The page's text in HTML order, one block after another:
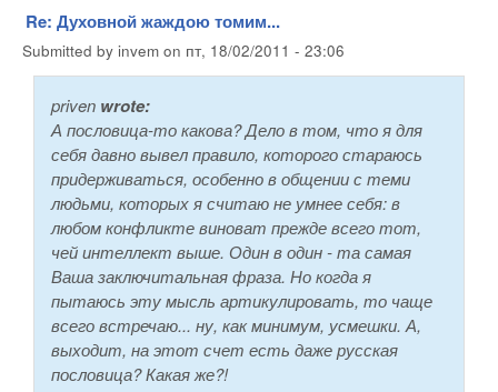
Re: Духовной жаждою томим...
Submitted by invem on пт, 18/02/2011 - 23:06
priven wrote:
А пословица-то какова? Дело в том, что я для
себя давно вывел правило, которого стараюсь
придерживаться, особенно в общении с теми
людьми, которых я считаю не умнее себя: в
любом конфликте виноват прежде всего тот,
чей интеллект выше. Один в один - та самая
Ваша заключитальная фраза. Но когда я
пытаюсь эту мысль артикулировать, то чаще
всего встречаю... ну, как минимум, усмешки. А,
выходит, на этот счет есть даже русская
пословица? Какая же?!